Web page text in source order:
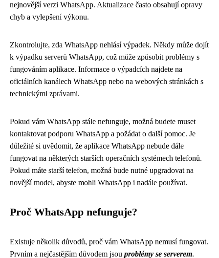
nejnovější verzi WhatsApp. Aktualizace často obsahují opravy
chyb a vylepšení výkonu.
Zkontrolujte, zda WhatsApp nehlásí výpadek. Někdy může dojít
k výpadku serverů WhatsApp, což může způsobit problémy s
fungováním aplikace. Informace o výpadcích najdete na
oficiálních kanálech WhatsApp nebo na webových stránkách s
technickými zprávami.
Pokud vám WhatsApp stále nefunguje, možná budete muset
kontaktovat podporu WhatsApp a požádat o další pomoc. Je
důležité si uvědomit, že aplikace WhatsApp nebude dále
fungovat na některých starších operačních systémech telefonů.
Pokud máte starší telefon, možná bude nutné upgradovat na
novější model, abyste mohli WhatsApp i nadále používat.
Proč WhatsApp nefunguje?
Existuje několik důvodů, proč vám WhatsApp nemusí fungovat.
Prvním a nejčastějším důvodem jsou problémy se serverem.